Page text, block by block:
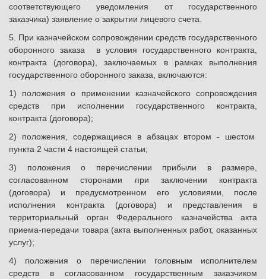
соответствующего уведомления от государственного
заказчика) заявление о закрытии лицевого счета.
5. При казначейском сопровождении средств государственного
оборонного заказа в условия государственного контракта,
контракта (договора), заключаемых в рамках выполнения
государственного оборонного заказа, включаются:
1) положения о применении казначейского сопровождения
средств при исполнении государственного контракта,
контракта (договора);
2) положения, содержащиеся в абзацах втором - шестом
пункта 2 части 4 настоящей статьи;
3) положения о перечислении прибыли в размере,
согласованном сторонами при заключении контракта
(договора) и предусмотренном его условиями, после
исполнения контракта (договора) и представления в
территориальный орган Федерального казначейства акта
приема-передачи товара (акта выполненных работ, оказанных
услуг);
4) положения о перечислении головным исполнителем
средств в согласованном государственным заказчиком